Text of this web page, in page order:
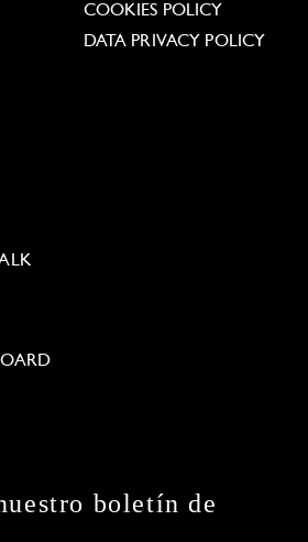
COOKIES POLICY
DATA PRIVACY POLICY
boletín de